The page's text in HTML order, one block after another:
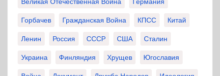
Великая Отечественная Война Германия
Горбачев Гражданская Война КПСС Китай
Ленин Россия СССР США Сталин
Украина Финляндия Хрущев Югославия